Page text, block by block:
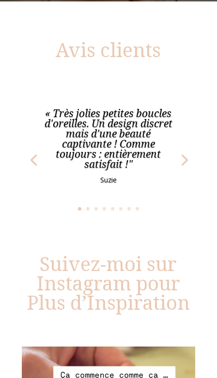
Avis clients
« Très jolies petites boucles
d'oreilles. Un design discret
mais d'une beauté
captivante ! Comme
toujours : entièrement
satisfait !"
Suzie
Suivez-moi sur
Instagram pour
Plus d’Inspiration